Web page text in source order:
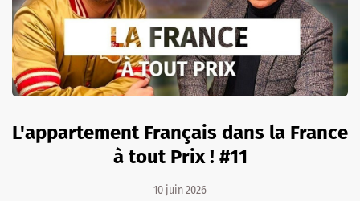
L'appartement Français dans la France
à tout Prix ! #11
10 juin 2026